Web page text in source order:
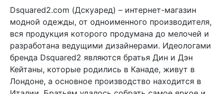
Dsquared2.com (Дскуаред) – интернет-магазин
модной одежды, от одноименного производителя,
вся продукция которого продумана до мелочей и
разработана ведущими дизайнерами. Идеологами
бренда Dsquared2 являются братья Дин и Дэн
Кейтаны, которые родились в Канаде, живут в
Лондоне, а основное производство находится в